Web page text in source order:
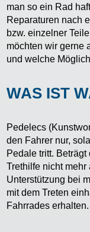
man so ein Rad
Reparaturen nach
bzw. einzelner
möchten wir gerne
und welche
WAS IST
Pedelecs
den Fahrer nur,
Pedale tritt.
Trethilfe nicht mehr
Unterstützung bei
mit dem Treten
Fahrrades erhalten.